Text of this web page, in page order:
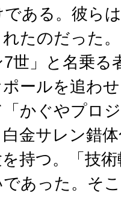
ある。彼ら
たのだった。
7世」と名乗
ールを追わ
「かぐやプロ
金サレン錯
持つ。「技
あった。そ